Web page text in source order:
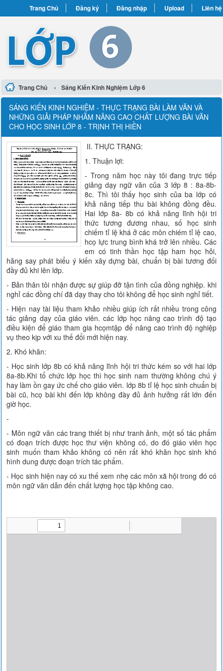
Trang Chủ Đăng ký Đăng nhập Upload Liên hệ
Trang Chủ › Sáng Kiến Kinh Nghiệm Lớp 6
SÁNG KIẾN KINH NGHIỆM - THỰC TRẠNG BÀI LÀM VĂN VÀ
NHỮNG GIẢI PHÁP NHẰM NÂNG CAO CHẤT LƯỢNG BÀI VĂN
CHO HỌC SINH LỚP 8 - TRỊNH THỊ HIỀN
II. THỰC TRẠNG:
1. Thuận lợi:
- Trong năm học này tôi đang trực tiếp
giảng dạy ngữ văn của 3 lớp 8 : 8a-8b-
8c. Thì tôi thấy học sinh của ba lớp có
khả năng tiếp thu bài không đồng đều.
Hai lớp 8a- 8b có khả năng lĩnh hội tri
thức tương đương nhau, số học sinh
chiếm tỉ lệ khá ở các môn chiém tỉ lệ cao,
hcọ lực trung bình khá trở lên nhiều. Các
em có tinh thần học tập ham học hỏi,
hăng say phát biểu ý kiến xây dựng bài, chuẩn bị bài tương đối
đầy đủ khi lên lớp.
- Bản thân tôi nhận được sự giúp đỡ tận tình của đồng nghiệp. khi
nghỉ các đồng chí đã dạy thay cho tôi không để học sinh nghỉ tiết.
- Hiện nay tài liệu tham khảo nhiều giúp ích rất nhiều trong công
tác giảng dạy của giáo viên. các lớp học nâng cao trình độ tạo
điều kiện để giáo tham gia hcọmtập để nâng cao trình độ nghiệp
vụ theo kịp với xu thế đổi mới hiện nay.
2. Khó khăn:
- Học sinh lớp 8b có khả năng lĩnh hội tri thức kém so với hai lớp
8a-8b.Khi tổ chức lớp học thì học sinh nam thường không chú ý
hay làm ồn gay ức chế cho giáo viên. lớp 8b tỉ lệ học sinh chuẩn bị
bài cũ, hcọ bài khi đến lớp không đày đủ ảnh hưởng rất lớn đến
giờ học.
-
- Môn ngữ văn các trang thiết bị như tranh ảnh, một số tác phẩm
có đoạn trích được học thư viện không có, do đó giáo viên học
sinh muốn tham khảo không có nên rất khó khăn học sinh khó
hình dung được đoạn trích tác phẩm.
- Học sinh hiện nay có xu thế xem nhẹ các môn xã hội trong đó có
môn ngữ văn dẫn đến chất lượng học tập không cao.